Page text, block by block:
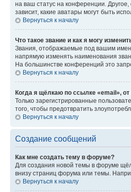
на ваш статус на конференции.
зависит, какие аватары могут быть
Вернуться к началу
Что такое звание и как я могу
Звания, отображаемые под вашим
напрямую изменять наименования
На большинстве конференций это
Вернуться к началу
Когда я щёлкаю по ссылке «email»,
Только зарегистрированные
того, чтобы предотвратить
Вернуться к началу
Создание сообщений
Как мне создать тему в форуме?
Для создания новой темы в форуме
внизу страниц форума или темы.
Вернуться к началу